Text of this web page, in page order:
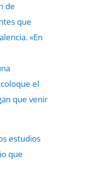
de
que
«En
el
que venir
estudios
que